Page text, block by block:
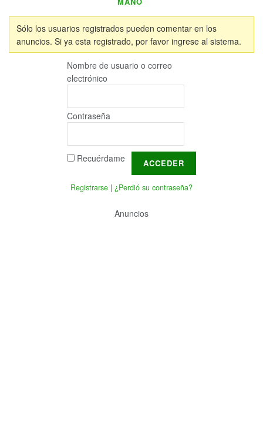
Sólo los usuarios registrados pueden comentar en los
anuncios. Si ya esta registrado, por favor ingrese al sistema.
Nombre de usuario o correo
electrónico
Contraseña
Recuérdame
Registrarse | ¿Perdió su contraseña?
Anuncios